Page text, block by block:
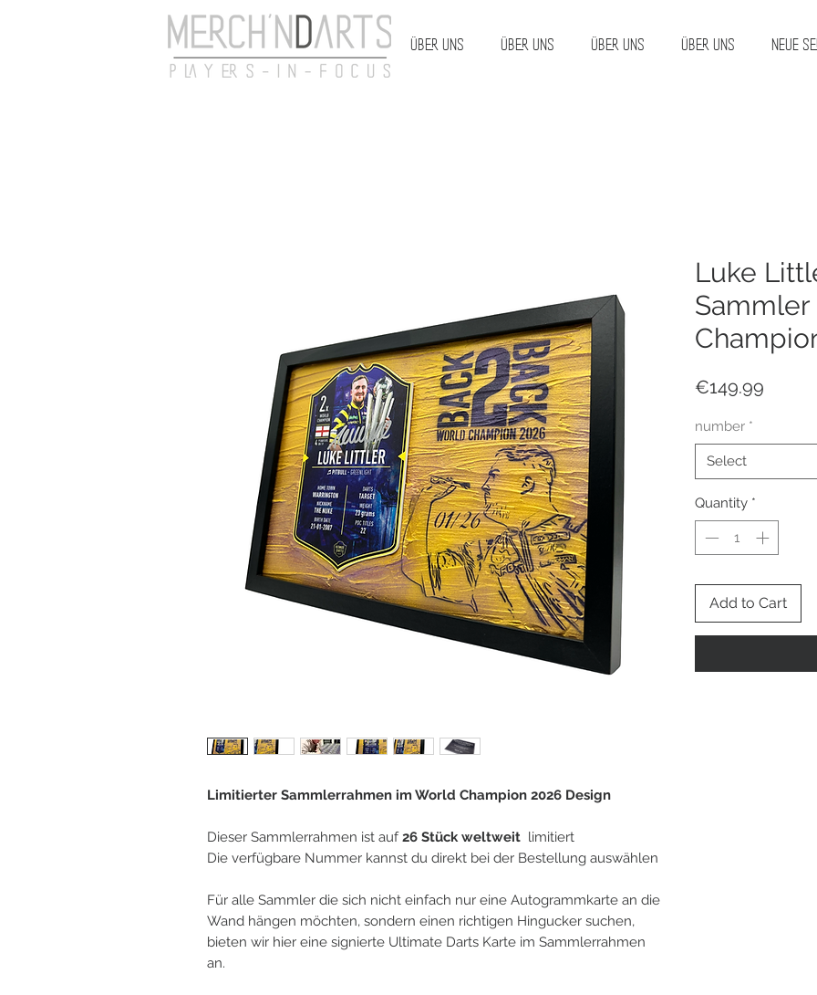
Über uns Über uns Über uns Über uns Neue
Limitierter Sammlerrahmen im World Champion 2026 Design
Dieser Sammlerrahmen ist auf26 Stück weltweit limitiert
Die verfügbare Nummer kannst du direkt bei der Bestellung auswählen
Für alle Sammler die sich nicht einfach nur eine Autogrammkarte an die
Wand hängen möchten, sondern einen richtigen Hingucker suchen,
bieten wir hier eine signierte Ultimate Darts Karte im Sammlerrahmen
an.
Luke
Sammler
€149.99
number *
Select
Quantity *
Add to Cart